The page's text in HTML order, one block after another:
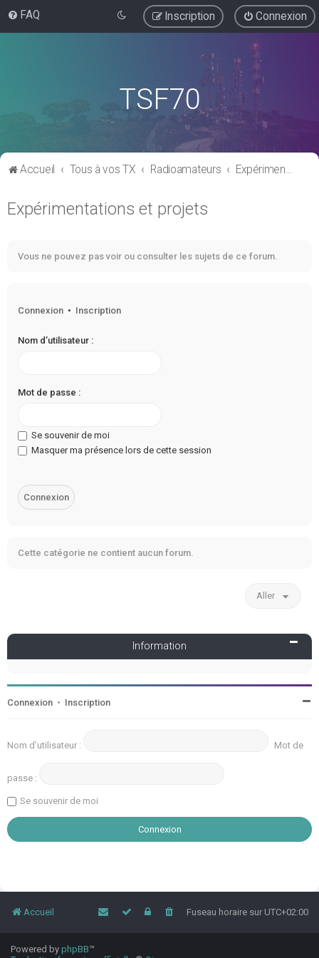
FAQ Connexion
Inscription
TSF70
Accueil Tous à vos TX Radioamateurs Expérimentations et projets
Expérimentations et projets
Vous ne pouvez pas voir ou consulter les sujets de ce forum.
Connexion • Inscription
Nom d’utilisateur :
Mot de passe :
Se souvenir de moi
Masquer ma présence lors de cette session
Cette catégorie ne contient aucun forum.
Aller
Information
Connexion • Inscription
Nom d’utilisateur : Mot de
passe :
Se souvenir de moi
Accueil Fuseau horaire sur UTC+02:00
Powered by phpBB™